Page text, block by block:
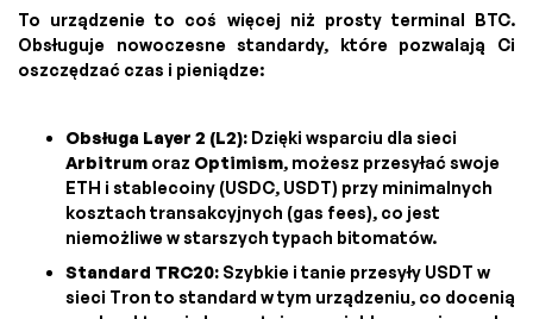
To urządzenie to coś więcej niż prosty terminal BTC.
Obsługuje nowoczesne standardy, które pozwalają Ci
oszczędzać czas i pieniądze:
Obsługa Layer 2 (L2): Dzięki wsparciu dla sieci
Arbitrum oraz Optimism, możesz przesyłać swoje
ETH i stablecoiny (USDC, USDT) przy minimalnych
kosztach transakcyjnych (gas fees), co jest
niemożliwe w starszych typach bitomatów.
Standard TRC20: Szybkie i tanie przesyły USDT w
sieci Tron to standard w tym urządzeniu, co docenią